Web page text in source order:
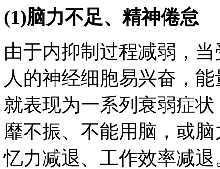
(1)脑力不足、精神倦怠
由于内抑制过程减弱，
人的神经细胞易兴奋，
就表现为一系列衰弱症
靡不振、不能用脑，或
忆力减退、工作效率减退